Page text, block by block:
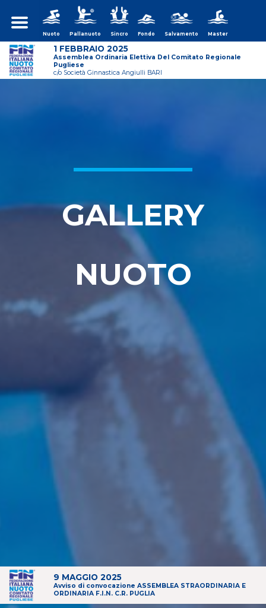
Nuoto Pallanuoto Sincro Fondo Salvamento Master
1 FEBBRAIO 2025
Assemblea Ordinaria Elettiva Del Comitato Regionale
Pugliese
c/o Società Ginnastica Angiulli BARI
9 MAGGIO 2025
Avviso di convocazione ASSEMBLEA STRAORDINARIA E
ORDINARIA F.I.N. C.R. PUGLIA
GALLERY
NUOTO